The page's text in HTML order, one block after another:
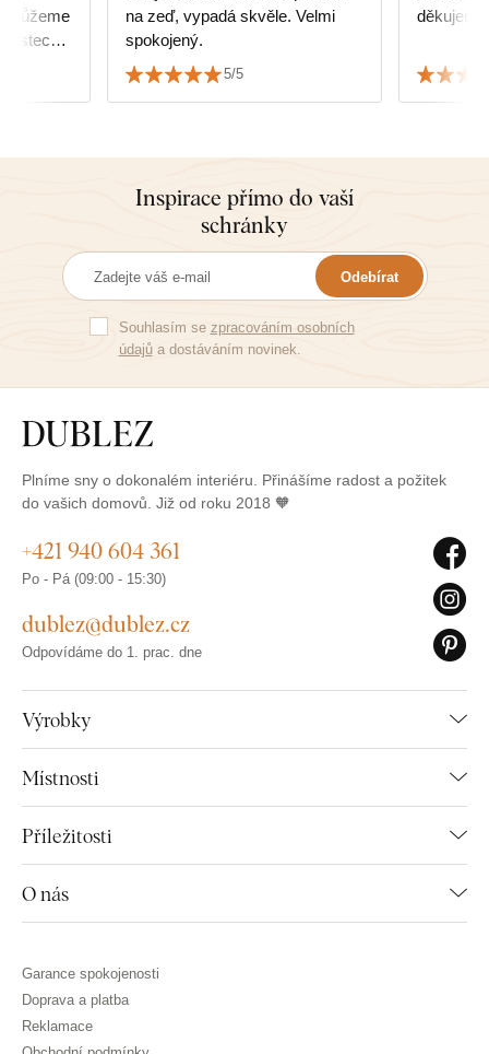
s
zdá,
na zeď, vypadá skvěle. Velmi
spokojený.
5/5
Inspirace přímo do vaší
schránky
Odebírat
Souhlasím se zpracováním osobních
údajůa dostáváním novinek.
Plníme sny o dokonalém interiéru. Přinášíme radost a požitek
do vašich domovů. Již od roku 2018 🧡
Výrobky
Místnosti
Příležitosti
O nás
+421 940 604 361
Po - Pá (09:00 - 15:30)
dublez@dublez.cz
Odpovídáme do 1. prac. dne
Garance spokojenosti
Doprava a platba
Reklamace